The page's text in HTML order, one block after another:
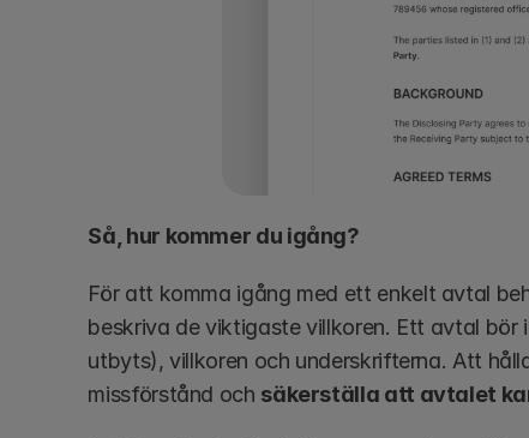
Så, hur kommer du igång?
För att komma igång med ett enkelt avtal
beskriva de viktigaste villkoren. Ett avtal bör
utbyts), villkoren och underskrifterna. Att
missförstånd och säkerställa att avtalet